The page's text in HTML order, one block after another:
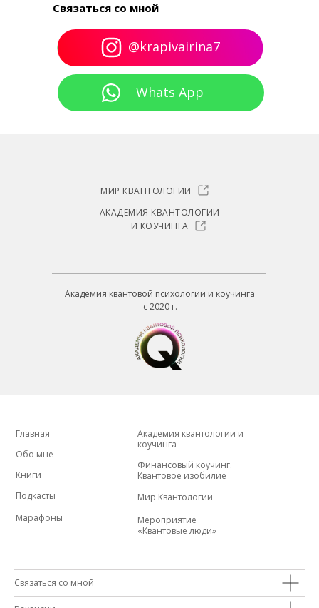
Связаться со мной
Whats App
@krapivairina7
МИР КВАНТОЛОГИИ
АКАДЕМИЯ КВАНТОЛОГИИ
И КОУЧИНГА
Академия квантовой психологии и коучинга
с 2020 г.
Главная
Академия квантологии и
коучинга
Финансовый коучинг.
Квантовое изобилие
Обо мне
Книги
Подкасты
Мир Квантологии
Мероприятие
«Квантовые люди»
Марафоны
Связаться со мной